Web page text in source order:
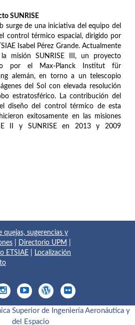
SUNRISE
surge de una iniciativa del equipo del
el control térmico espacial, dirigido por
Isabel Pérez Grande. Actualmente
misión SUNRISE III, un proyecto
por el Max-Planck Institut für
alemán, en torno a un telescopio
del Sol con elevada resolución
estratosférico. La contribución del
diseño del control térmico de esta
exitosamente en las misiones
II y SUNRISE en 2013 y 2009
quejas, sugerencias y
Directorio UPM
ETSIAE
Localización
Superior de Ingeniería Aeronáutica y
del Espacio